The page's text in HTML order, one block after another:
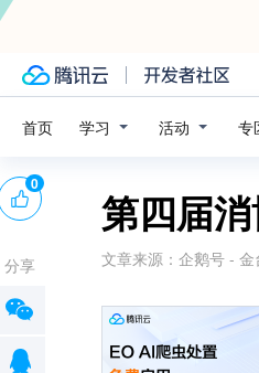
首页 学习 活动 专
第四届
文章来源： 企鹅号 - 金
0
分享